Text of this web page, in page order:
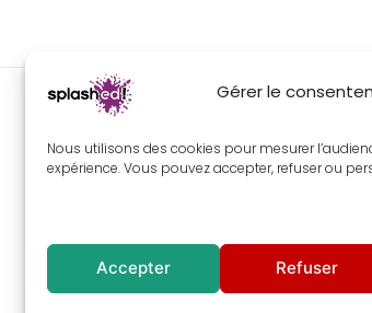
Gérer le
Nous utilisons des cookies pour mesurer
expérience. Vous pouvez accepter, refuser ou
Accepter Refuser